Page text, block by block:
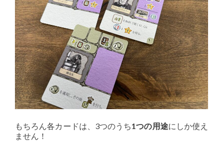
もちろん各カードは、3つのうち1つの用途にしか使え
ません！